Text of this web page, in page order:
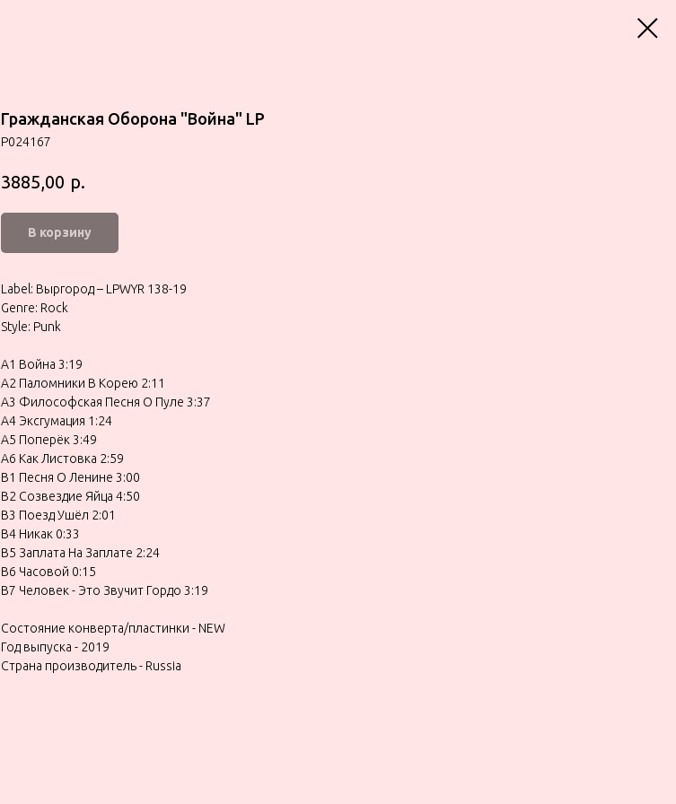
Гражданская Оборона "Война" LP
P024167
3885,00 р.
В корзину
Label: Выргород – LPWYR 138-19
Genre: Rock
Style: Punk
A1 Война 3:19
A2 Паломники В Корею 2:11
A3 Философская Песня О Пуле 3:37
A4 Эксгумация 1:24
A5 Поперёк 3:49
A6 Как Листовка 2:59
B1 Песня О Ленине 3:00
B2 Созвездие Яйца 4:50
B3 Поезд Ушёл 2:01
B4 Никак 0:33
B5 Заплата На Заплате 2:24
B6 Часовой 0:15
B7 Человек - Это Звучит Гордо 3:19
Состояние конверта/пластинки - NEW
Год выпуска - 2019
Страна производитель - Russia